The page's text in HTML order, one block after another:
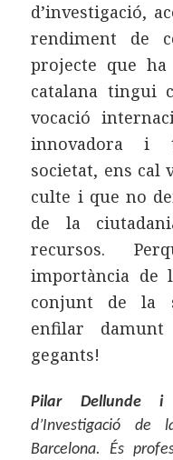
d’investigació,
rendiment de
projecte que ha
catalana tingui
vocació
innovadora i
societat, ens cal
culte i que no
de la
recursos.
importància de
conjunt de la
enfilar
gegants!
Pilar Dellunde i
d’Investigació de
Barcelona. És